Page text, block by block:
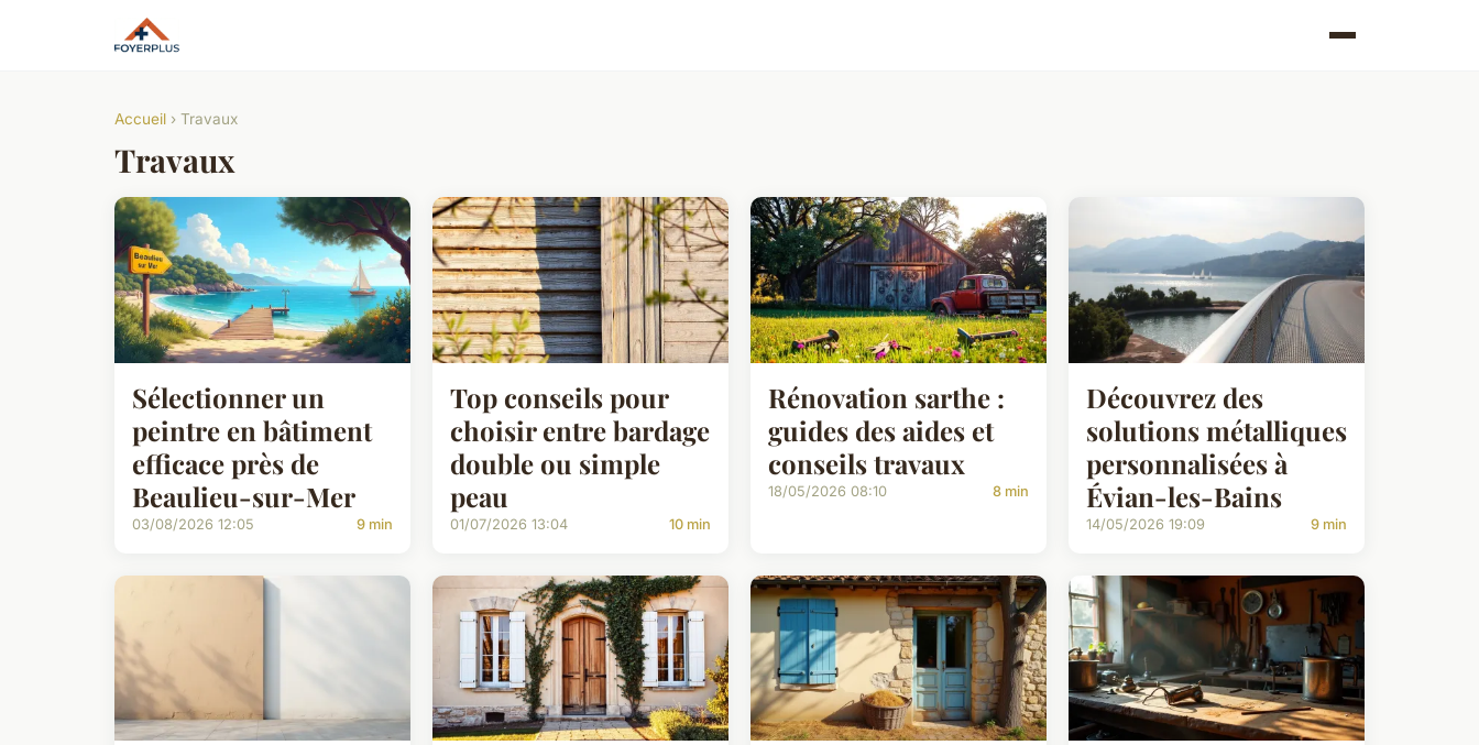
Accueil › Travaux
Travaux
Sélectionner un
peintre en bâtiment
efficace près de
Beaulieu-sur-Mer
03/08/2026 12:05 9 min
Top conseils pour
choisir entre bardage
double ou simple
peau
01/07/2026 13:04 10 min
Rénovation sarthe :
guides des aides et
conseils travaux
18/05/2026 08:10 8 min
Découvrez des
solutions métalliques
personnalisées à
Évian-les-Bains
14/05/2026 19:09 9 min